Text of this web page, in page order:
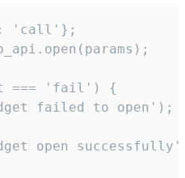
'call'};
=== 'fail') {
failed to open');
open